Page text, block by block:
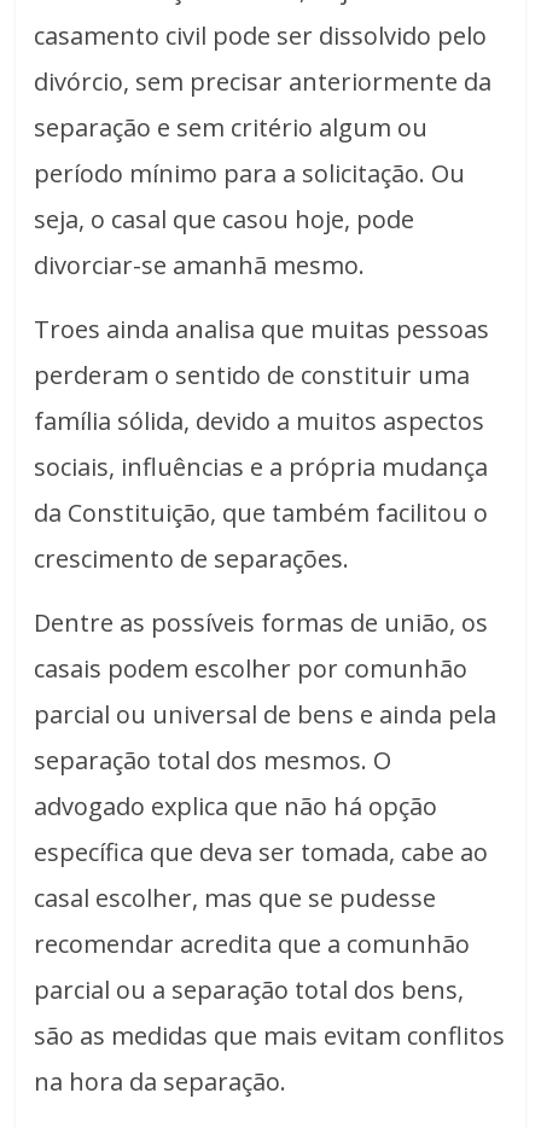
casamento civil pode ser dissolvido pelo
divórcio, sem precisar anteriormente da
separação e sem critério algum ou
período mínimo para a solicitação. Ou
seja, o casal que casou hoje, pode
divorciar-se amanhã mesmo.
Troes ainda analisa que muitas pessoas
perderam o sentido de constituir uma
família sólida, devido a muitos aspectos
sociais, influências e a própria mudança
da Constituição, que também facilitou o
crescimento de separações.
Dentre as possíveis formas de união, os
casais podem escolher por comunhão
parcial ou universal de bens e ainda pela
separação total dos mesmos. O
advogado explica que não há opção
específica que deva ser tomada, cabe ao
casal escolher, mas que se pudesse
recomendar acredita que a comunhão
parcial ou a separação total dos bens,
são as medidas que mais evitam conflitos
na hora da separação.